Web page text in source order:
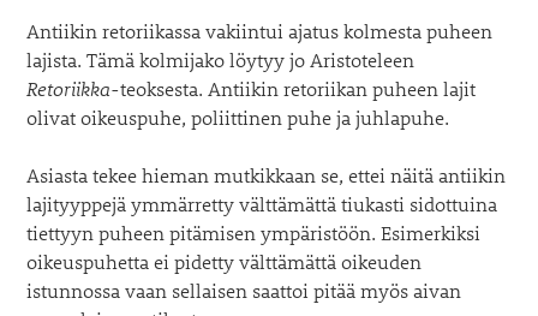
Antiikin retoriikassa vakiintui ajatus kolmesta puheen
lajista. Tämä kolmijako löytyy jo Aristoteleen
Retoriikka-teoksesta. Antiikin retoriikan puheen lajit
olivat oikeuspuhe, poliittinen puhe ja juhlapuhe.
Asiasta tekee hieman mutkikkaan se, ettei näitä antiikin
lajityyppejä ymmärretty välttämättä tiukasti sidottuina
tiettyyn puheen pitämisen ympäristöön. Esimerkiksi
oikeuspuhetta ei pidetty välttämättä oikeuden
istunnossa vaan sellaisen saattoi pitää myös aivan